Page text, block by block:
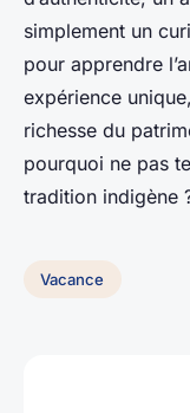
simplement un
pour apprendre
expérience
richesse du
pourquoi ne pas
tradition indigène
Vacance